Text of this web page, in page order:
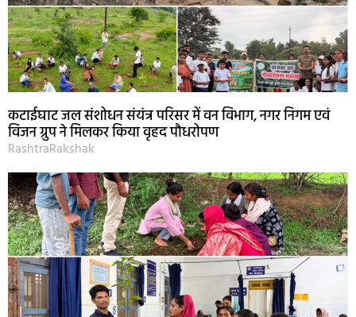
कटाईघाट जल संशोधन संयंत्र परिसर में वन विभाग, नगर निगम एवं
विजन ग्रुप ने मिलकर किया वृहद पौधरोपण
RashtraRakshak